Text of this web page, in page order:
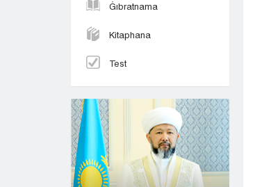
Ǵıbratnama
Kitaphana
Test